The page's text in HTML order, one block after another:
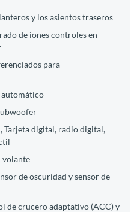
y los asientos traseros
de iones controles en
para
automático
Tarjeta digital, radio digital,
volante
de oscuridad y sensor de
de crucero adaptativo (ACC) y